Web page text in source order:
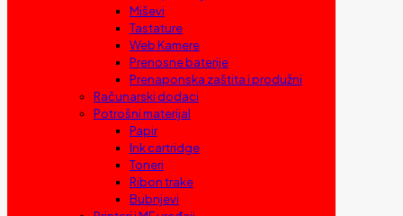
Miševi
Tastature
Web Kamere
Prenosne baterije
Prenaponska zaštita i produžni
Računarski dodaci
Potrošni materijal
Papir
Ink cartridge
Toneri
Ribon trake
Bubnjevi